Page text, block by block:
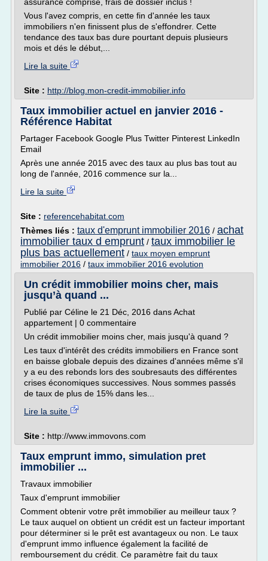
Vous l'avez compris, en cette fin d'année les taux
immobiliers n'en finissent plus de s'effondrer. Cette
tendance des taux bas dure pourtant depuis plusieurs
mois et dés le début,...
Lire la suite
Site : http://blog.mon-credit-immobilier.info
Taux immobilier actuel en janvier 2016 -
Référence Habitat
Partager Facebook Google Plus Twitter Pinterest LinkedIn
Email
Après une année 2015 avec des taux au plus bas tout au
long de l'année, 2016 commence sur la...
Lire la suite
Site : referencehabitat.com
Thèmes liés : taux d'emprunt immobilier 2016 / achat
immobilier taux d emprunt / taux immobilier le
plus bas actuellement / taux moyen emprunt
immobilier 2016 / taux immobilier 2016 evolution
Un crédit immobilier moins cher, mais
jusqu’à quand ...
Publié par Céline le 21 Déc, 2016 dans Achat
appartement | 0 commentaire
Un crédit immobilier moins cher, mais jusqu'à quand ?
Les taux d'intérêt des crédits immobiliers en France sont
en baisse globale depuis des dizaines d'années même s'il
y a eu des rebonds lors des soubresauts des différentes
crises économiques successives. Nous sommes passés
de taux de plus de 15% dans les...
Lire la suite
Site : http://www.immovons.com
Taux emprunt immo, simulation pret
immobilier ...
Travaux immobilier
Taux d'emprunt immobilier
Comment obtenir votre prêt immobilier au meilleur taux ?
Le taux auquel on obtient un crédit est un facteur important
pour déterminer si le prêt est avantageux ou non. Le taux
d'emprunt immo influence également la facilité de
remboursement du crédit. Ce paramètre fait du taux